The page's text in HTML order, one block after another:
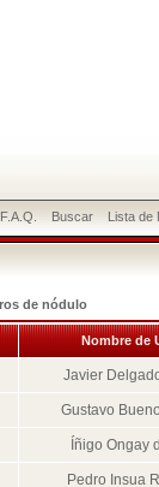
F.A.Q. Buscar Lista de
de nódulo
Nombre de
Javier
Gustavo
Íñigo Ongay
Pedro Insua